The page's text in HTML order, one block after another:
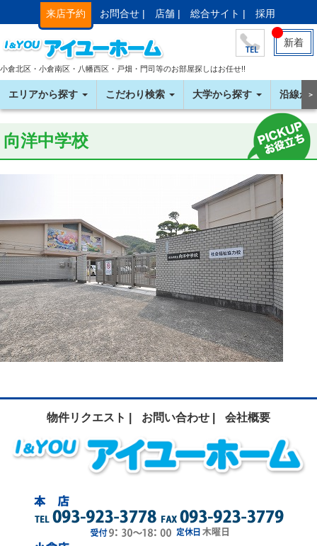
来店予約 お問合せ | 店舗 | 総合サイト | 採用
新着
小倉北区・小倉南区・八幡西区・戸畑・門司等のお部屋探しはお任せ!!
エリアから探す こだわり検索 大学から探す 沿線か＞
向洋中学校
物件リクエスト | お問い合わせ | 会社概要